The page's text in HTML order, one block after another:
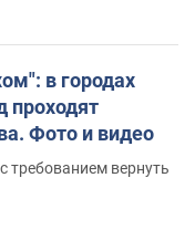
в городах
проходят
Фото и видео
требованием вернуть